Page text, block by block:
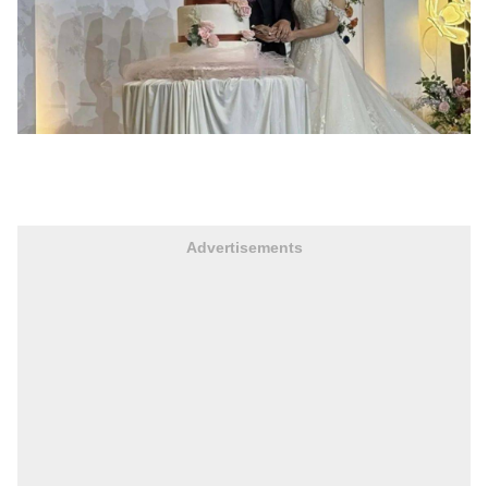
Advertisements